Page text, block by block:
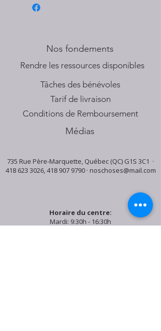
Nos fondements
​Rendre les ressources disponibles
Tâches des bénévoles
Tarif de livraison
Conditions de Remboursement
Médias
735 Rue Père-Marquette, Québec (QC) G1S 3C1 ·
418 623 3026,418 907 9790· noschoses@mail.com
Horaire du centre:
Mardi: 9:30h - 16:30h